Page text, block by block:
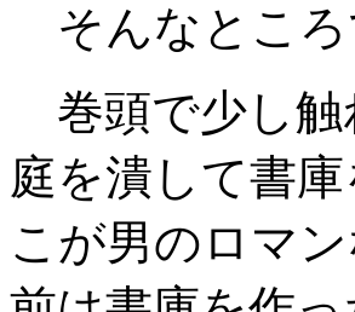
そんなところ
巻頭で少し触
庭を潰して書
こが男のロマ